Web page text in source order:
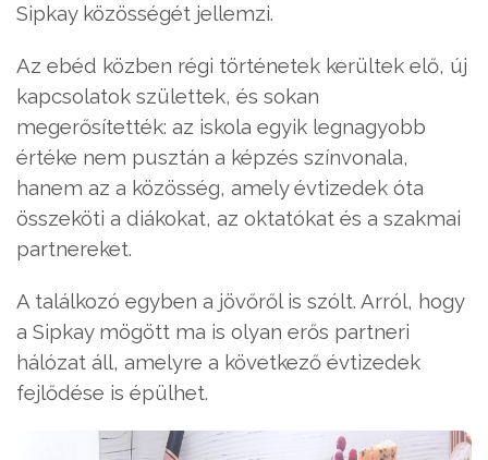
Sipkay közösségét jellemzi.
Az ebéd közben régi történetek kerültek elő, új
kapcsolatok születtek, és sokan
megerősítették: az iskola egyik legnagyobb
értéke nem pusztán a képzés színvonala,
hanem az a közösség, amely évtizedek óta
összeköti a diákokat, az oktatókat és a szakmai
partnereket.
A találkozó egyben a jövőről is szólt. Arról, hogy
a Sipkay mögött ma is olyan erős partneri
hálózat áll, amelyre a következő évtizedek
fejlődése is épülhet.